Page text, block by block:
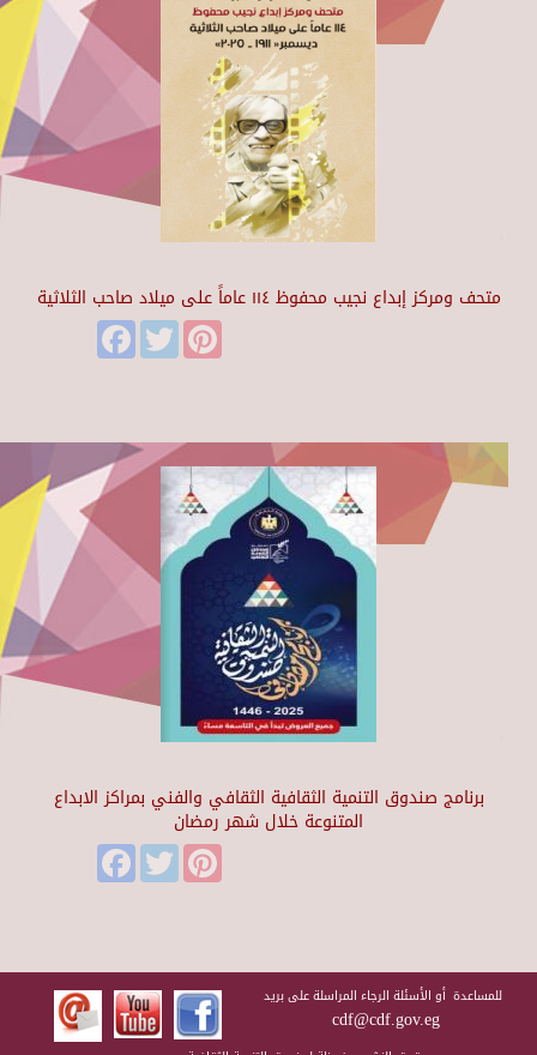
متحف ومركز إبداع نجيب محفوظ ١١٤ عاماً على ميلاد صاحب الثلاثية
FacebookTwitter
برنامج صندوق التنمية الثقافية الثقافي والفني بمراكز الابداع
المتنوعة خلال شهر رمضان
FacebookTwitter
للمساعدة أو الأسئلة الرجاء المراسلة على بريد
cdf@cdf.gov.eg